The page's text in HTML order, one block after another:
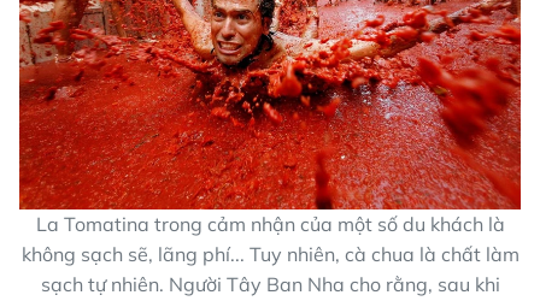
La Tomatina trong cảm nhận của một số du khách là
không sạch sẽ, lãng phí... Tuy nhiên, cà chua là chất làm
sạch tự nhiên. Người Tây Ban Nha cho rằng, sau khi